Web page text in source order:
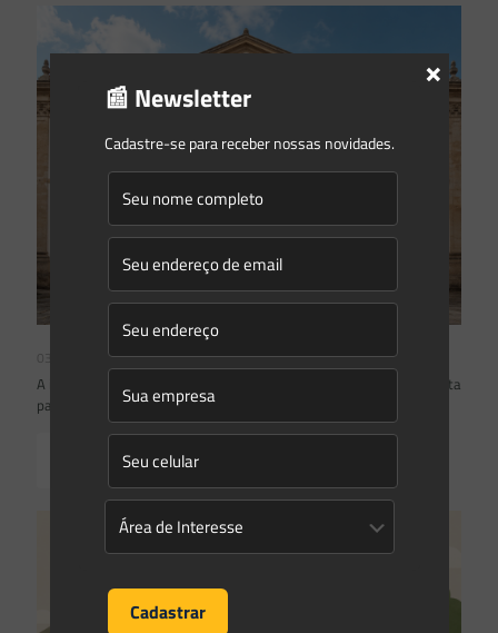
03/08/2026
A inclusão de imóvel em inventário de patrimônio cultural não basta
para impor restrições ao direito de propriedade:
Read more
📰 Newsletter
Cadastre-se para receber nossas novidades.
×